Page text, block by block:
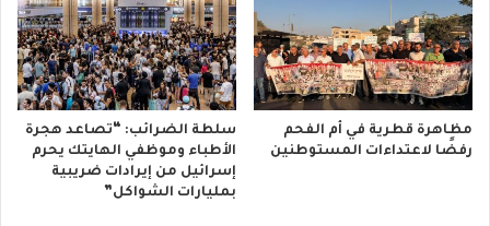
مظاهرة قطرية في أم الفحم
رفضًا لاعتداءات المستوطنين
سلطة الضرائب: “تصاعد هجرة
الأطباء وموظفي الهايتك يحرم
إسرائيل من إيرادات ضريبية
بمليارات الشواكل”